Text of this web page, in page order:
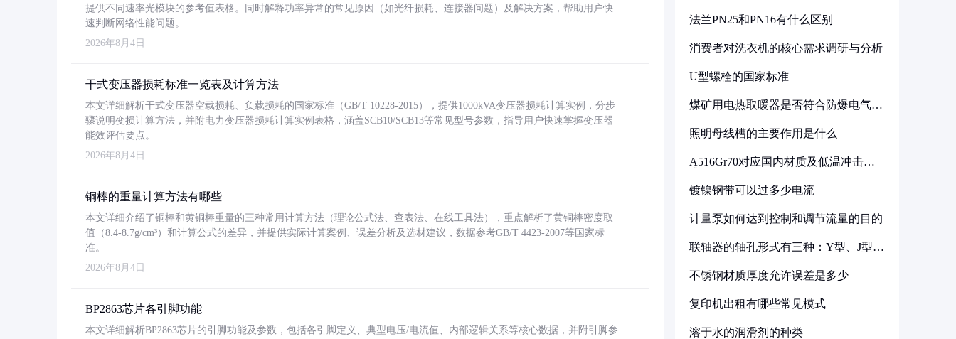
提供不同速率光模块的参考值表格。同时解释功率异常的常见原因（如光纤损耗、连接器问题）及解决方案，帮助用户快
速判断网络性能问题。
2026年8月4日
干式变压器损耗标准一览表及计算方法
本文详细解析干式变压器空载损耗、负载损耗的国家标准（GB/T 10228-2015），提供1000kVA变压器损耗计算实例，分步
骤说明变损计算方法，并附电力变压器损耗计算实例表格，涵盖SCB10/SCB13等常见型号参数，指导用户快速掌握变压器
能效评估要点。
2026年8月4日
铜棒的重量计算方法有哪些
本文详细介绍了铜棒和黄铜棒重量的三种常用计算方法（理论公式法、查表法、在线工具法），重点解析了黄铜棒密度取
值（8.4-8.7g/cm³）和计算公式的差异，并提供实际计算案例、误差分析及选材建议，数据参考GB/T 4423-2007等国家标
准。
2026年8月4日
BP2863芯片各引脚功能
本文详细解析BP2863芯片的引脚功能及参数，包括各引脚定义、典型电压/电流值、内部逻辑关系等核心数据，并附引脚参
法兰PN25和PN16有什么区别
消费者对洗衣机的核心需求调研与分析
U型螺栓的国家标准
煤矿用电热取暖器是否符合防爆电气设
照明母线槽的主要作用是什么
A516Gr70对应国内材质及低温冲击要
镀镍钢带可以过多少电流
计量泵如何达到控制和调节流量的目的
联轴器的轴孔形式有三种：Y型、J型、
不锈钢材质厚度允许误差是多少
复印机出租有哪些常见模式
溶于水的润滑剂的种类